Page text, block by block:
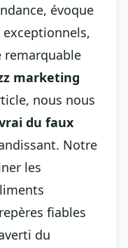
évoque
remarquable
marketing
nous nous
du faux
Notre
les
fiables
du